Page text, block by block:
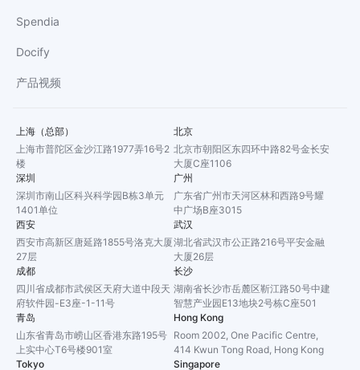
Spendia
Docify
产品视频
上海（总部）
上海市普陀区金沙江路1977弄16号2
楼
北京
北京市朝阳区东四环中路82号金长安
大厦C座1106
深圳
深圳市南山区科兴科学园B栋3单元
1401单位
广州
广东省广州市天河区林和西路9号耀
中广场B座3015
西安
西安市高新区唐延路1855号洛克大厦
27层
武汉
湖北省武汉市公正路216号平安金融
大厦26层
成都
四川省成都市武侯区天府大道中段天
府软件园-E3座-1-11号
长沙
湖南省长沙市岳麓区靳江路50号中建
智慧产业园E13地块2号栋C座501
青岛
山东省青岛市崂山区香港东路195号
上实中心T6号楼901室
Hong Kong
Room 2002, One Pacific Centre,
414 Kwun Tong Road, Hong Kong
Tokyo
Singapore